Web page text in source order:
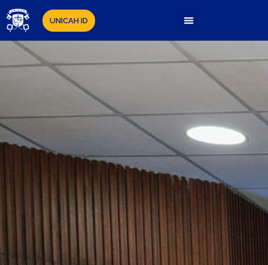
UNICAH ID